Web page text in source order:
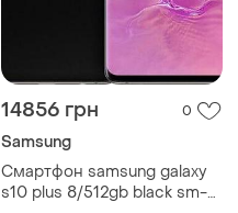
14856 грн 0
Samsung
Смартфон samsung galaxy
s10 plus 8/512gb black sm-